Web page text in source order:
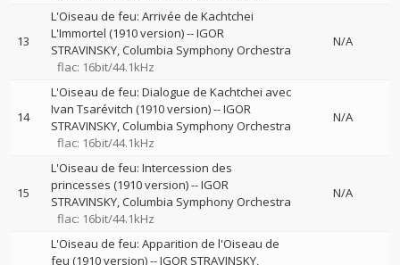
13
L'Oiseau de feu: Arrivée de Kachtchei
L'Immortel (1910 version)--IGOR
STRAVINSKY Columbia Symphony Orchestra
flac: 16bit/44.1kHz
N/A
14
L'Oiseau de feu: Dialogue de Kachtchei avec
Ivan Tsarévitch (1910 version)--IGOR
STRAVINSKY Columbia Symphony Orchestra
flac: 16bit/44.1kHz
N/A
15
L'Oiseau de feu: Intercession des
princesses (1910 version)--IGOR
STRAVINSKY Columbia Symphony Orchestra
flac: 16bit/44.1kHz
N/A
L'Oiseau de feu: Apparition de l'Oiseau de
feu (1910 version)--IGOR STRAVINSKY